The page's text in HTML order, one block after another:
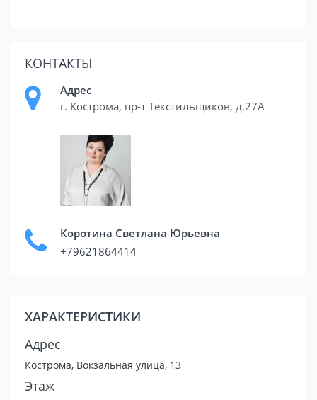
КОНТАКТЫ
Адрес
г. Кострома, пр-т Текстильщиков, д.27А
Коротина Светлана Юрьевна
+79621864414
ХАРАКТЕРИСТИКИ
Адрес
Кострома, Вокзальная улица, 13
Этаж